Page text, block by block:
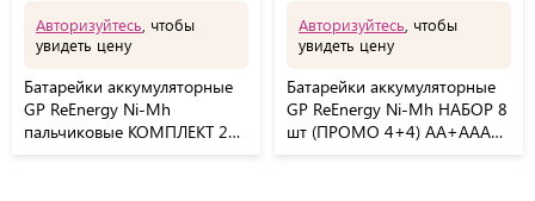
Авторизуйтесь , чтобы
увидеть цену
Батарейки аккумуляторные
GP ReEnergy Ni-Mh
пальчиковые КОМПЛЕКТ 2
Авторизуйтесь , чтобы
увидеть цену
Батарейки аккумуляторные
GP ReEnergy Ni-Mh НАБОР 8
шт (ПРОМО 4+4) AA+ААА